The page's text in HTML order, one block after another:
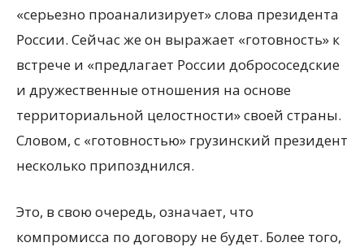
«серьезно проанализирует» слова президента
России. Сейчас же он выражает «готовность» к
встрече и «предлагает России добрососедские
и дружественные отношения на основе
территориальной целостности» своей страны.
Словом, с «готовностью» грузинский президент
несколько припозднился.
Это, в свою очередь, означает, что
компромисса по договору не будет. Более того,